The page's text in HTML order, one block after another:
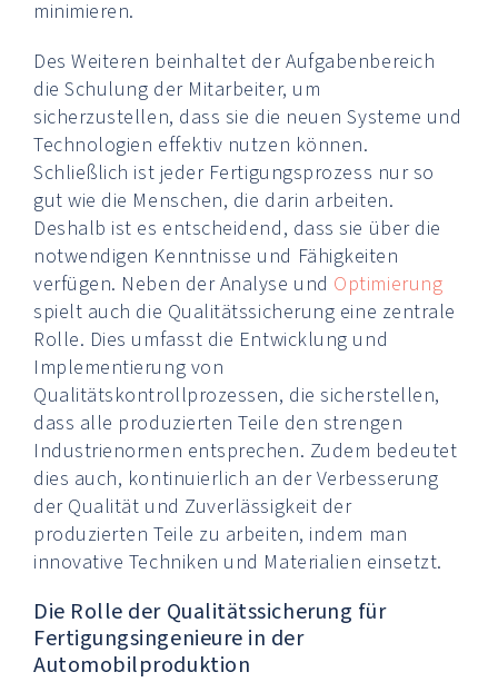
minimieren.
Des Weiteren beinhaltet der Aufgabenbereich
die Schulung der Mitarbeiter, um
sicherzustellen, dass sie die neuen Systeme und
Technologien effektiv nutzen können.
Schließlich ist jeder Fertigungsprozess nur so
gut wie die Menschen, die darin arbeiten.
Deshalb ist es entscheidend, dass sie über die
notwendigen Kenntnisse und Fähigkeiten
verfügen. Neben der Analyse und Optimierung
spielt auch die Qualitätssicherung eine zentrale
Rolle. Dies umfasst die Entwicklung und
Implementierung von
Qualitätskontrollprozessen, die sicherstellen,
dass alle produzierten Teile den strengen
Industrienormen entsprechen. Zudem bedeutet
dies auch, kontinuierlich an der Verbesserung
der Qualität und Zuverlässigkeit der
produzierten Teile zu arbeiten, indem man
innovative Techniken und Materialien einsetzt.
Die Rolle der Qualitätssicherung für
Fertigungsingenieure in der
Automobilproduktion